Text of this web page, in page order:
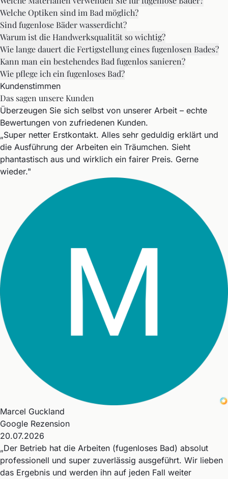
Welche Optiken sind im Bad möglich?
Sind fugenlose Bäder wasserdicht?
Warum ist die Handwerksqualität so wichtig?
Wie lange dauert die Fertigstellung eines fugenlosen Bades?
Kann man ein bestehendes Bad fugenlos sanieren?
Wie pflege ich ein fugenloses Bad?
Kundenstimmen
Das sagen unsere Kunden
Überzeugen Sie sich selbst von unserer Arbeit – echte
Bewertungen von zufriedenen Kunden.
„Super netter Erstkontakt. Alles sehr geduldig erklärt und
die Ausführung der Arbeiten ein Träumchen. Sieht
phantastisch aus und wirklich ein fairer Preis. Gerne
wieder."
Marcel Guckland
Google Rezension
20.07.2026
„Der Betrieb hat die Arbeiten (fugenloses Bad) absolut
professionell und super zuverlässig ausgeführt. Wir lieben
das Ergebnis und werden ihn auf jeden Fall weiter